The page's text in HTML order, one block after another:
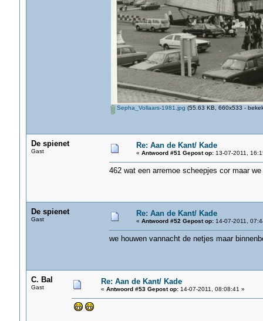
Sepha_Vollaars-1981.jpg (55.63 KB, 660x533 -
De spienet
Gast
Re: Aan de Kant/ Kade
« Antwoord #51 Gepost op:13-07-2011,
462 wat een arremoe scheepjes cor maar
De spienet
Gast
Re: Aan de Kant/ Kade
« Antwoord #52 Gepost op:14-07-2011,
we houwen vannacht de netjes maar
C. Bal
Gast
Re: Aan de Kant/ Kade
« Antwoord #53 Gepost op:14-07-2011, 08:08:41 »